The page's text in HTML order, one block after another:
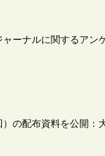
ーナルに関するアン
の配布資料を公開：